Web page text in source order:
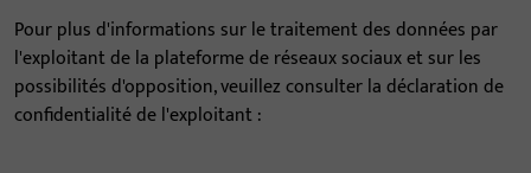
Pour plus d'informations sur le traitement des données par
l'exploitant de la plateforme de réseaux sociaux et sur les
possibilités d'opposition, veuillez consulter la déclaration de
confidentialité de l'exploitant :